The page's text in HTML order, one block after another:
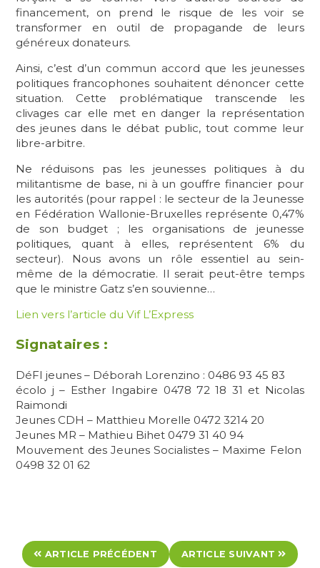
financement, on prend le risque de les voir se
transformer en outil de propagande de leurs
généreux donateurs.
Ainsi, c’est d’un commun accord que les jeunesses
politiques francophones souhaitent dénoncer cette
situation. Cette problématique transcende les
clivages car elle met en danger la représentation
des jeunes dans le débat public, tout comme leur
libre-arbitre.
Ne réduisons pas les jeunesses politiques à du
militantisme de base, ni à un gouffre financier pour
les autorités (pour rappel : le secteur de la Jeunesse
en Fédération Wallonie-Bruxelles représente 0,47%
de son budget ; les organisations de jeunesse
politiques, quant à elles, représentent 6% du
secteur). Nous avons un rôle essentiel au sein-
même de la démocratie. Il serait peut-être temps
que le ministre Gatz s’en souvienne…
Lien vers l’article du Vif L’Express
Signataires :
DéFI jeunes – Déborah Lorenzino : 0486 93 45 83
écolo j – Esther Ingabire 0478 72 18 31 et Nicolas
Raimondi
Jeunes CDH – Matthieu Morelle 0472 3214 20
Jeunes MR – Mathieu Bihet 0479 31 40 94
Mouvement des Jeunes Socialistes – Maxime Felon
0498 32 01 62
ARTICLE PRÉCÉDENT ARTICLE SUIVANT